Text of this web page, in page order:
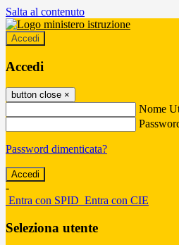
Salta al contenuto
Accedi
Accedi
button close ×
Nome
Password dimenticata?
-
Entra con SPID Entra con CIE
Seleziona utente